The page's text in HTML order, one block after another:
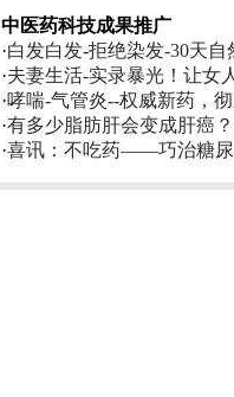
中医药科技成果推广
·白发白发-拒绝染发-30天自
·夫妻生活-实录暴光！让女
·哮喘-气管炎--权威新药，
·有多少脂肪肝会变成肝癌
·喜讯：不吃药——巧治糖